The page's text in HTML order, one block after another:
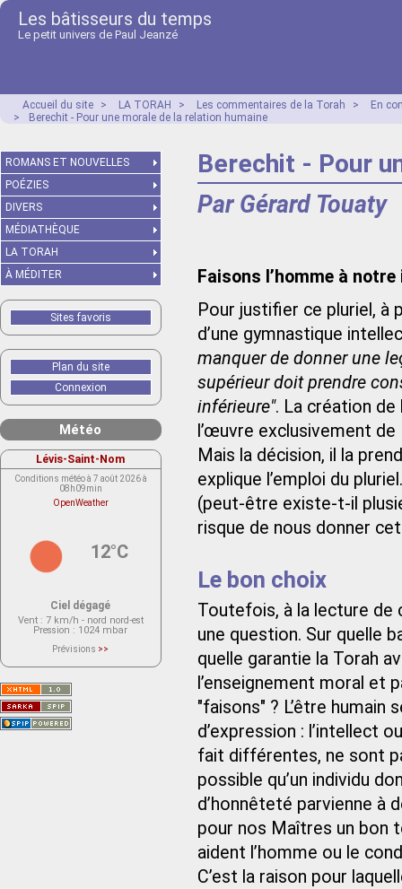
Les bâtisseurs du temps
Le petit univers de Paul Jeanzé
Accueil du site > LA TORAH > Les commentaires de la Torah >
En
>
Berechit - Pour une morale de la relation humaine
Berechit - Pour
Par Gérard Touaty
Faisons l’homme à
Pour justifier ce pluriel, à
d’une gymnastique
manquer de donner une
supérieur doit prendre
inférieure". La création de
l’œuvre exclusivement de
Mais la décision, il la
explique l’emploi du
(peut-être existe-t-il
risque de nous donner
Le bon choix
Toutefois, à la lecture
une question. Sur quelle
quelle garantie la Torah
l’enseignement moral et
"faisons" ? L’être
d’expression : l’intellect
fait différentes, ne sont
possible qu’un individu
d’honnêteté parvienne à
pour nos Maîtres un bon
aident l’homme ou le
C’est la raison pour
ROMANS ET NOUVELLES
POÉZIES
DIVERS
MÉDIATHÈQUE
LA TORAH
À MÉDITER
Sites favoris
Plan du site
Connexion
Météo
Lévis-Saint-Nom
Conditions météo à 7 août 2026 à
08h09min
OpenWeather
12°C
Ciel dégagé
Vent : 7 km/h - nord nord-est
Pression : 1024 mbar
Prévisions >>
actuellement aucune prévision
Saint-Nom.
Veuillez consulter le message du
service ci-dessous.
(401 - Invalid API key. Please see
https://openweathermap.org/faq#error401